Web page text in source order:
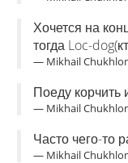
Хочется на
тогда Loc-
— Mikhail
Поеду корчить
— Mikhail
Часто чего-то
— Mikhail